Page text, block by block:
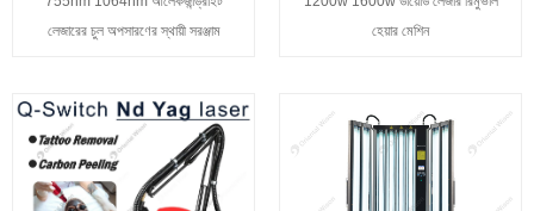
লেজারের চুল অপসারণের স্থায়ী সরঞ্জাম
হেয়ার মেশিন